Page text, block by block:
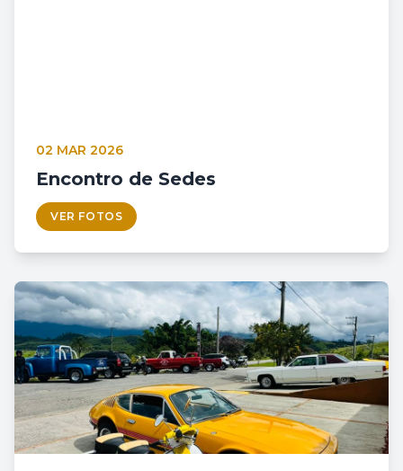
02 MAR 2026
Encontro de Sedes
VER FOTOS